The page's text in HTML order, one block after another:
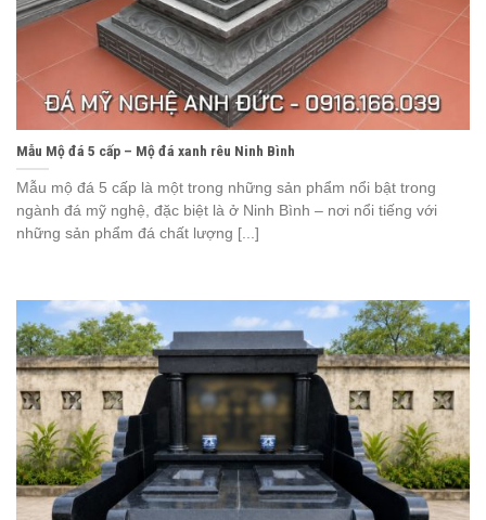
Mẫu Mộ đá 5 cấp – Mộ đá xanh rêu Ninh Bình
Mẫu mộ đá 5 cấp là một trong những sản phẩm nổi bật trong
ngành đá mỹ nghệ, đặc biệt là ở Ninh Bình – nơi nổi tiếng với
những sản phẩm đá chất lượng [...]